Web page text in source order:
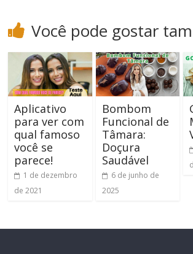
Você pode gostar
Aplicativo
para ver com
qual famoso
você se
parece!
1 de dezembro
de 2021
Bombom
Funcional de
Tâmara:
Doçura
Saudável
6 de junho de
2025